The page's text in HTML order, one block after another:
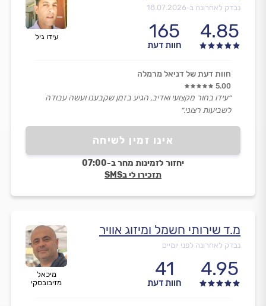
עידו גיל
נבדק לאחרונה ב-18.07.2026
4.85
165
חוות דעת
אינו זמין לשיחה
יחזור לזמינות מחר ב-07:00
תזכירו לי בSMS
חוות דעת של דניאל מרמלה
5.00
״עידו בחור מקצועי ואדיב, הגיע בזמן שקבענו ועשה עבודה
לשביעות רצוני.״
מיכאל
מזיבובסקי
מ.ד שירותי חשמל ומיזוג אוויר
נבדק לאחרונה לפני יומיים
4.95
41
חוות דעת